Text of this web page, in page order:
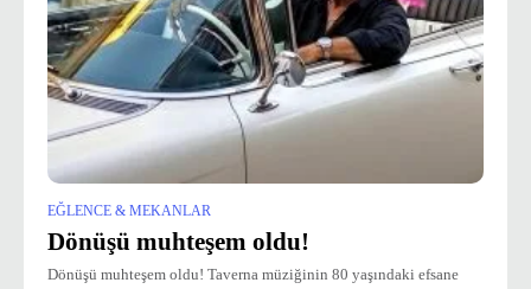
EĞLENCE & MEKANLAR
Dönüşü muhteşem oldu!
Dönüşü muhteşem oldu! Taverna müziğinin 80 yaşındaki efsane